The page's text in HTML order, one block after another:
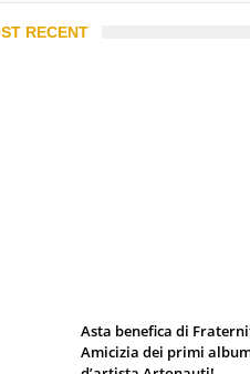
RECENT
Asta benefica di
Amicizia dei primi